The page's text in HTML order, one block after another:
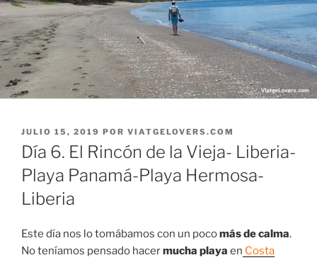
PUBLICADO
EL
JULIO 15, 2019 POR VIATGELOVERS.COM
Día 6. El Rincón de la Vieja- Liberia-
Playa Panamá-Playa Hermosa-
Liberia
Este día nos lo tomábamos con un pocomás de calma.
No teníamos pensado hacermucha playa en Costa